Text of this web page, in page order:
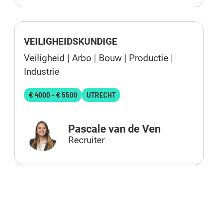
VEILIGHEIDSKUNDIGE
Veiligheid | Arbo | Bouw | Productie |
Industrie
€ 4000 - € 5500 UTRECHT
Pascale van de Ven
Recruiter